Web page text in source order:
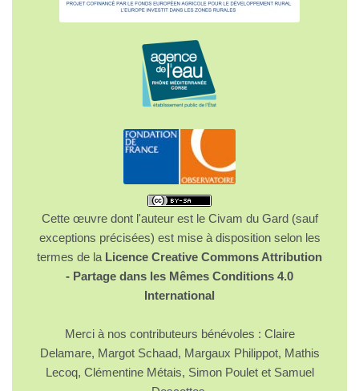
Cette œuvre dont l'auteur est le Civam du Gard (sauf
exceptions précisées) est mise à disposition selon les
termes de la Licence Creative Commons Attribution
- Partage dans les Mêmes Conditions 4.0
International
Merci à nos contributeurs bénévoles : Claire
Delamare, Margot Schaad, Margaux Philippot, Mathis
Lecoq, Clémentine Métais, Simon Poulet et Samuel